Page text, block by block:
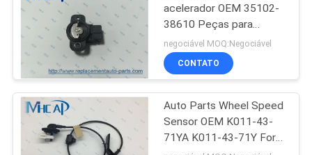
MAPA
DO
SITE
PRIVACY
POLICY
Peças de automóvel
Honda
269
acelerador OEM 35102-
38610 Peças para
automóveis Hyundai Kia
negociável MOQ:Negociável
CONTATO
Auto Parts Wheel Speed
Sensor OEM K011-43-
71YA K011-43-71Y For